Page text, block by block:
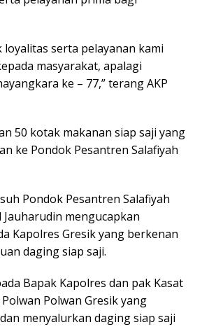
loyalitas serta pelayanan kami
masyarakat, apalagi
ke – 77,” terang AKP
50 kotak makanan siap saji yang
ke Pondok Pesantren Salafiyah
Pondok Pesantren Salafiyah
mengucapkan
Kapolres Gresik yang berkenan
daging siap saji.
Bapak Kapolres dan pak Kasat
Polwan Gresik yang
menyalurkan daging siap saji